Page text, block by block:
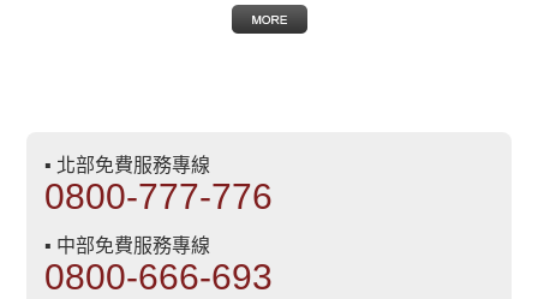
▪ 北部免費服務專線
0800-777-776
▪ 中部免費服務專線
0800-666-693